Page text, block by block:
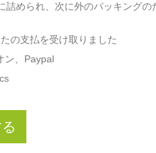
詰められ、次に外のパッキングの
の支払を受け取りました
ン、Paypal